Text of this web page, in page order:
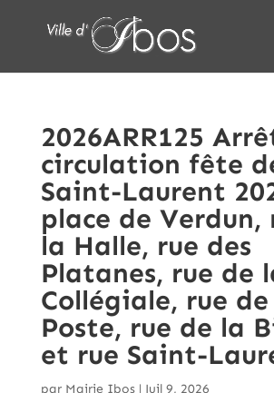
2026ARR125
circulation fête
Saint-Laurent
place de Verdun,
la Halle, rue des
Platanes, rue de
Collégiale, rue
Poste, rue de la
et rue Saint-
par Mairie Ibos| Juil 9, 2026